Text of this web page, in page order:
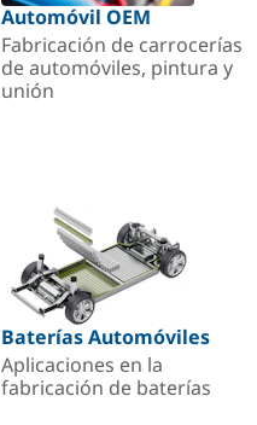
Automóvil OEM
Fabricación de carrocerías
de automóviles, pintura y
unión
Baterías Automóviles
Aplicaciones en la
fabricación de baterías